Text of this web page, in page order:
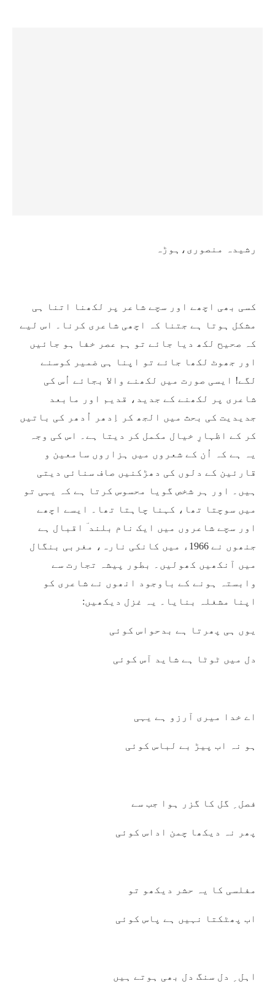
رشیدہ منصوری،ہوڑہ
کسی بھی اچھے اور سچے شاعر پر لکھنا اتنا ہی
مشکل ہوتا ہے جتنا کہ اچھی شاعری کرنا۔ اس لیے
کہ صحیح لکھ دیا جائے تو ہم عصر خفا ہو جائیں
اور جھوٹ لکھا جائے تو اپنا ہی ضمیر کوسنے
لگے! ایسی صورت میں لکھنے والا بجائے اُس کی
شاعری پر لکھنے کے جدید، قدیم اور مابعد
جدیدیت کی بحث میں الجھ کر اِدھر اُدھر کی باتیں
کر کے اظہارِ خیال مکمل کر دیتا ہے۔ اس کی وجہ
یہ ہے کہ اُن کے شعروں میں ہزاروں سامعین و
قارئین کے دلوں کی دھڑکنیں صاف سنائی دیتی
ہیں۔ اور ہر شخص گویا محسوس کرتا ہے کہ یہی تو
میں سوچتا تھا، کہنا چاہتا تھا۔ ایسے اچھے
اور سچے شاعروں میں ایک نام بلند ؔ اقبال ہے
جنھوں نے 1966ء میں کانکی نارہ، مغربی بنگال
میں آنکھیں کھولیں۔ بطور پیشہ تجارت سے
وابستہ ہونے کے باوجود انھوں نے شاعری کو
اپنا مشغلہ بنایا۔ یہ غزل دیکھیں:
یوں ہی پھرتا ہے بدحواس کوئی
دل میں ٹوٹا ہے شاید آس کوئی
اے خدا میری آرزو ہے یہی
ہو نہ اب پیڑ بے لباس کوئی
فصل ِ گل کا گزر ہوا جب سے
پھر نہ دیکھا چمن اداس کوئی
مفلسی کا یہ حشر دیکھو تو
اب پھٹکتا نہیں ہے پاس کوئی
اہل ِ دل سنگ دل بھی ہوتے ہیں